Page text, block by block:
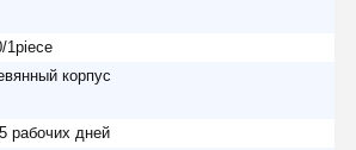
1piece
корпус
рабочих дней